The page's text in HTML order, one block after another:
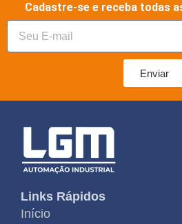
Cadastre-se e receba todas
Enviar
Links Rápidos
Início